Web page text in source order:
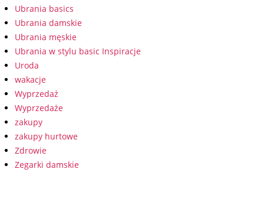
Ubrania basics
Ubrania damskie
Ubrania męskie
Ubrania w stylu basic Inspiracje
Uroda
wakacje
Wyprzedaż
Wyprzedaże
zakupy
zakupy hurtowe
Zdrowie
Zegarki damskie